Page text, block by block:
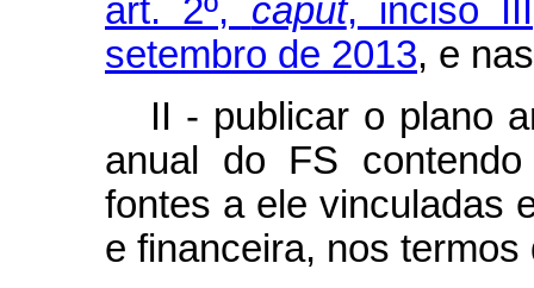
art. 2º, caput, inciso
setembro de 2013, e
II - publicar o plano
anual do FS
fontes a ele vinculadas
e financeira, nos